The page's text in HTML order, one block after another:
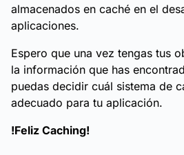
almacenados en caché en el
aplicaciones.
Espero que una vez tengas tus
la información que has
puedas decidir cuál sistema de
adecuado para tu aplicación.
!Feliz Caching!